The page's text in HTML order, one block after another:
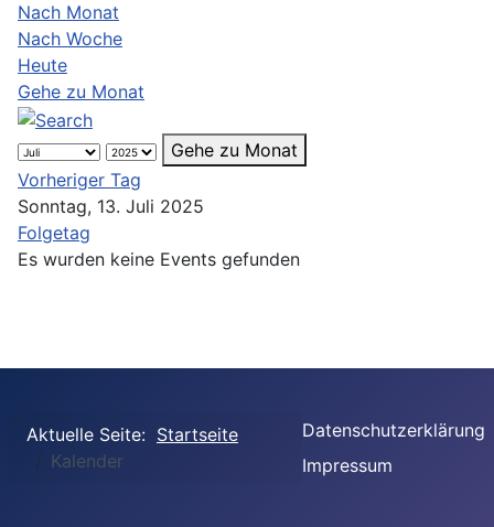
Nach Monat
Nach Woche
Heute
Gehe zu Monat
Gehe zu Monat
Vorheriger Tag
Sonntag, 13. Juli 2025
Folgetag
Es wurden keine Events gefunden
Aktuelle Seite: Startseite
Kalender
Datenschutzerklärung
Impressum